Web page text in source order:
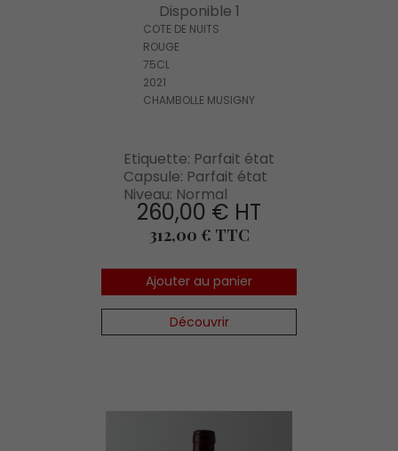
Disponible 1
COTE DE NUITS
ROUGE
75CL
2021
CHAMBOLLE MUSIGNY
Etiquette: Parfait état
Capsule: Parfait état
Niveau: Normal
260,00 € HT
Prix
312,00 € TTC
Ajouter au panier
Découvrir